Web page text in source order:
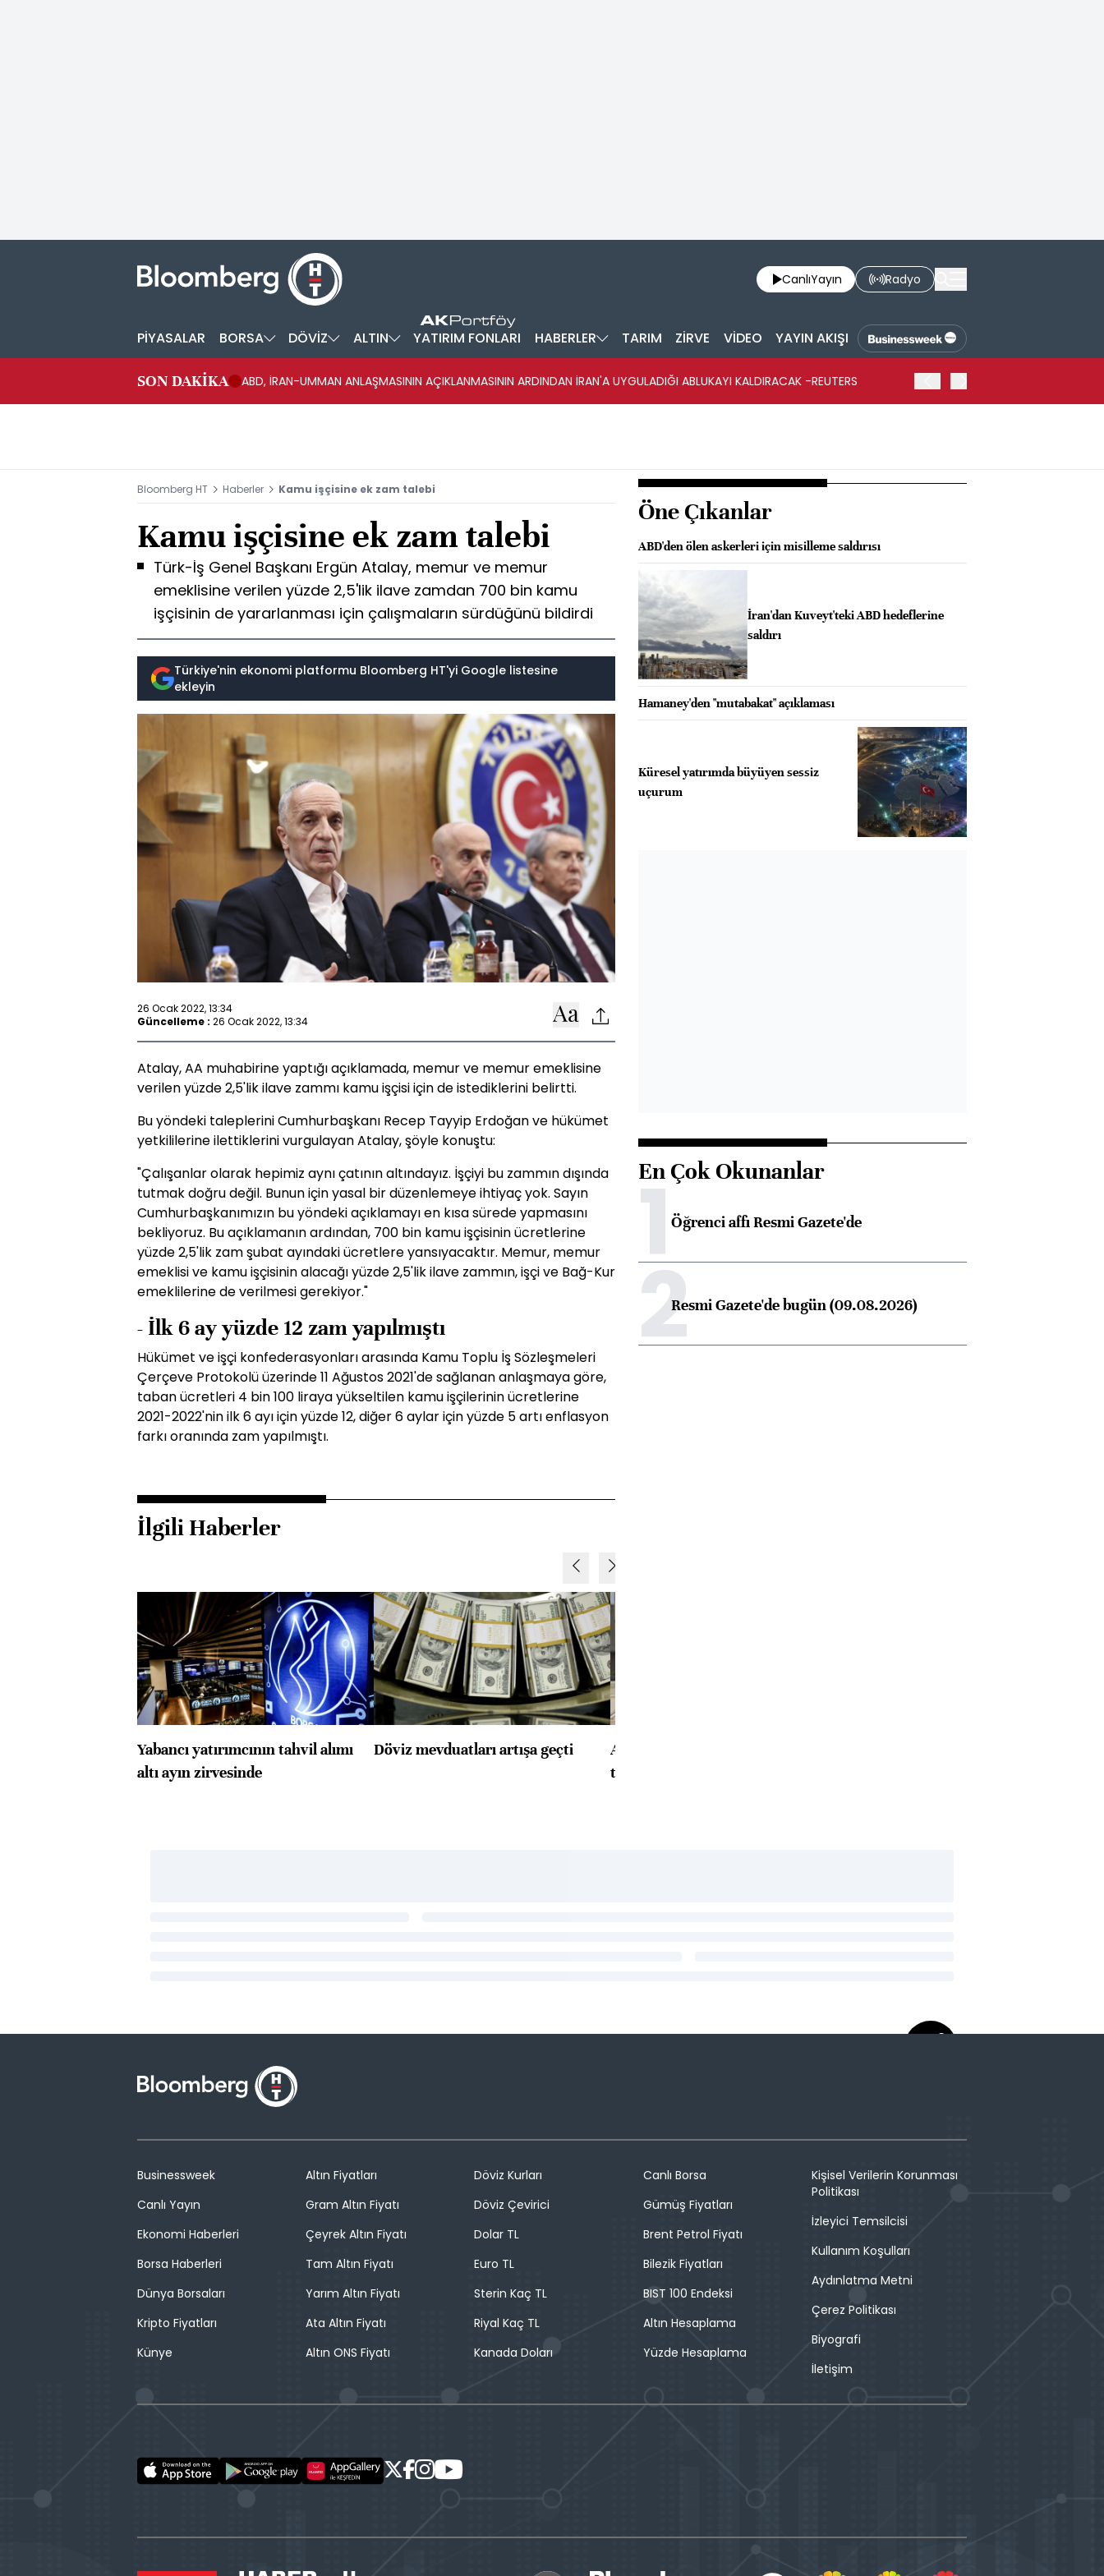
CanlıYayın Radyo
PİYASALAR BORSA DÖVİZ ALTIN YATIRIM FONLARI HABERLER TARIM ZİRVE VİDEO YAYIN AKIŞI
SON DAKİKA ABD, İRAN-UMMAN ANLAŞMASININ AÇIKLANMASININ ARDINDAN İRAN'A UYGULADIĞI ABLUKAYI KALDIRACAK -REUTERS
Bloomberg HT Haberler Kamu işçisine ek zam talebi
Kamu işçisine ek zam talebi
Türk-İş Genel Başkanı Ergün Atalay, memur ve memur
emeklisine verilen yüzde 2,5'lik ilave zamdan 700 bin kamu
işçisinin de yararlanması için çalışmaların sürdüğünü bildirdi
Türkiye'nin ekonomi platformu Bloomberg HT'yi Google listesine
ekleyin
26 Ocak 2022, 13:34
Güncelleme : 26 Ocak 2022, 13:34
Atalay, AA muhabirine yaptığı açıklamada, memur ve memur emeklisine
verilen yüzde 2,5'lik ilave zammı kamu işçisi için de istediklerini belirtti.
Bu yöndeki taleplerini Cumhurbaşkanı Recep Tayyip Erdoğan ve hükümet
yetkililerine ilettiklerini vurgulayan Atalay, şöyle konuştu:
"Çalışanlar olarak hepimiz aynı çatının altındayız. İşçiyi bu zammın dışında
tutmak doğru değil. Bunun için yasal bir düzenlemeye ihtiyaç yok. Sayın
Cumhurbaşkanımızın bu yöndeki açıklamayı en kısa sürede yapmasını
bekliyoruz. Bu açıklamanın ardından, 700 bin kamu işçisinin ücretlerine
yüzde 2,5'lik zam şubat ayındaki ücretlere yansıyacaktır. Memur, memur
emeklisi ve kamu işçisinin alacağı yüzde 2,5'lik ilave zammın, işçi ve Bağ-Kur
emeklilerine de verilmesi gerekiyor."
- İlk 6 ay yüzde 12 zam yapılmıştı
Hükümet ve işçi konfederasyonları arasında Kamu Toplu İş Sözleşmeleri
Çerçeve Protokolü üzerinde 11 Ağustos 2021'de sağlanan anlaşmaya göre,
taban ücretleri 4 bin 100 liraya yükseltilen kamu işçilerinin ücretlerine
2021-2022'nin ilk 6 ayı için yüzde 12, diğer 6 aylar için yüzde 5 artı enflasyon
farkı oranında zam yapılmıştı.
İlgili Haberler
Yabancı yatırımcının tahvil alımı
altı ayın zirvesinde
Döviz mevduatları artışa geçti
ABD'de konut başlangıçları
toparlandı
Öne Çıkanlar
ABD'den ölen askerleri için misilleme saldırısı
İran'dan Kuveyt'teki ABD hedeflerine
saldırı
Hamaney'den "mutabakat" açıklaması
Küresel yatırımda büyüyen sessiz
uçurum
En Çok Okunanlar
1Öğrenci affı Resmi Gazete'de
2Resmi Gazete'de bugün (09.08.2026)
Businessweek
Canlı Yayın
Ekonomi Haberleri
Borsa Haberleri
Dünya Borsaları
Kripto Fiyatları
Künye
Altın Fiyatları
Gram Altın Fiyatı
Çeyrek Altın Fiyatı
Tam Altın Fiyatı
Yarım Altın Fiyatı
Ata Altın Fiyatı
Altın ONS Fiyatı
Döviz Kurları
Döviz Çevirici
Dolar TL
Euro TL
Sterin Kaç TL
Riyal Kaç TL
Kanada Doları
Canlı Borsa
Gümüş Fiyatları
Brent Petrol Fiyatı
Bilezik Fiyatları
BIST 100 Endeksi
Altın Hesaplama
Yüzde Hesaplama
Kişisel Verilerin Korunması
Politikası
İzleyici Temsilcisi
Kullanım Koşulları
Aydınlatma Metni
Çerez Politikası
Biyografi
İletişim